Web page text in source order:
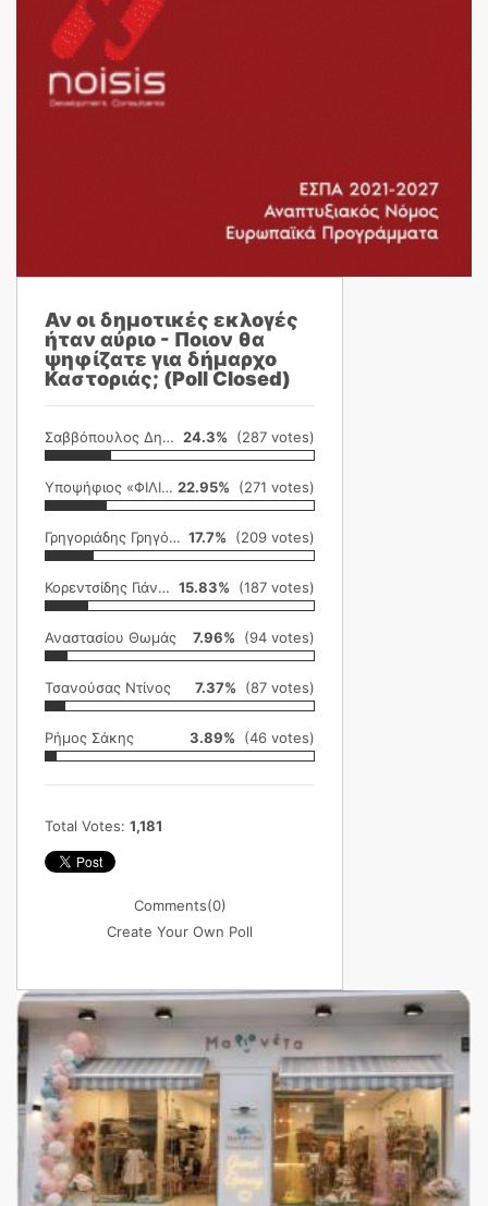
Αν οι δημοτικές εκλογές
ήταν αύριο - Ποιον θα
ψηφίζατε για δήμαρχο
Καστοριάς; (Poll Closed)
Σαββόπουλος Δημήτρης 24.3% (287 votes)
Υποψήφιος «ΦΙΛΙΚΗ ΕΤΑΙΡΕΙΑ» 22.95% (271 votes)
Γρηγοριάδης Γρηγόρης 17.7% (209 votes)
Κορεντσίδης Γιάννης 15.83% (187 votes)
Αναστασίου Θωμάς 7.96% (94 votes)
Τσανούσας Ντίνος 7.37% (87 votes)
Ρήμος Σάκης 3.89% (46 votes)
Total Votes: 1,181
Comments(0)
Create Your Own Poll